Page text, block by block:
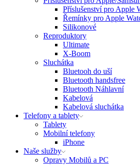
Příslušenství pro Apple
Řemínky pro Apple
Silikonové
Reproduktory
Ultimate
X-Boom
Sluchátka
Bluetooh do uší
Bluetooth handsfree
Bluetooth Náhlavní
Kabelová
Kabelová sluchátka
Telefony a tablety
Tablety
Mobilní telefony
iPhone
Naše služby
Opravy Mobilů a PC